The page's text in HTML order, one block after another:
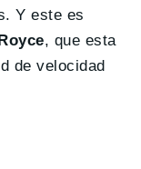
Y este es
, que esta
de velocidad